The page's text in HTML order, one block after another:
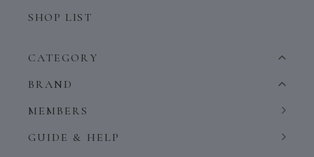
SHOP LIST
CATEGORY
BRAND
MEMBERS
GUIDE & HELP